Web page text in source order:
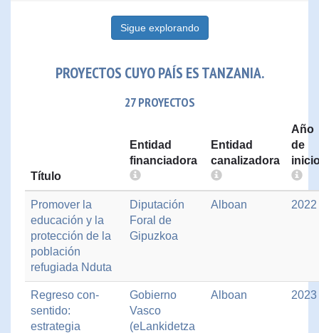
Sigue explorando
PROYECTOS CUYO PAÍS ES TANZANIA.
27 PROYECTOS
Título
Entidad
financiadora
Entidad
canalizadora
Año
de
Promover la
educación y la
protección de la
población
refugiada Nduta
Diputación
Foral de
Gipuzkoa
Alboan 2022
Regreso con-
sentido:
estrategia
Gobierno
Vasco
(eLankidetza
Alboan 2023